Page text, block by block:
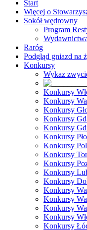
Start
Więcej o
Sokół wędrowny
Program
Raróg
Podgląd gniazd na
Konkursy
Wykaz
Konkursy
Konkursy
Konkursy
Konkursy
Konkursy
Konkursy
Konkursy
Konkursy
Konkursy
Konkursy
Konkursy
Konkursy
Konkursy
Konkursy
Konkursy
Konkursy